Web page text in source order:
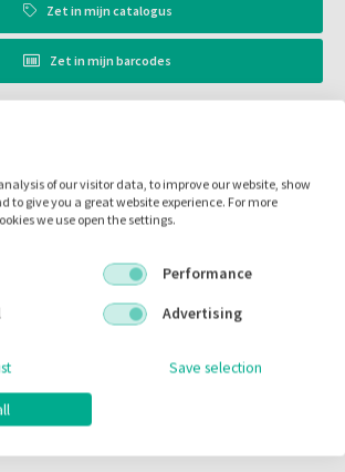
Zet inmijn catalogus
Zet inmijn barcodes
1772
of our visitor data, to improve our website, show
to give you a great website experience. For more
we use open the settings.
Performance
Advertising
Save selection